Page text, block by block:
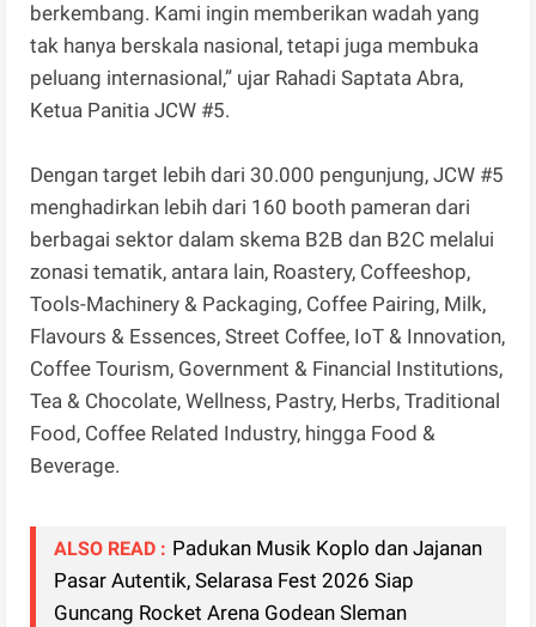
berkembang. Kami ingin memberikan wadah yang
tak hanya berskala nasional, tetapi juga membuka
peluang internasional,” ujar Rahadi Saptata Abra,
Ketua Panitia JCW #5.
Dengan target lebih dari 30.000 pengunjung, JCW #5
menghadirkan lebih dari 160 booth pameran dari
berbagai sektor dalam skema B2B dan B2C melalui
zonasi tematik, antara lain, Roastery, Coffeeshop,
Tools-Machinery & Packaging, Coffee Pairing, Milk,
Flavours & Essences, Street Coffee, IoT & Innovation,
Coffee Tourism, Government & Financial Institutions,
Tea & Chocolate, Wellness, Pastry, Herbs, Traditional
Food, Coffee Related Industry, hingga Food &
Beverage.
ALSO READ : Padukan Musik Koplo dan Jajanan
Pasar Autentik, Selarasa Fest 2026 Siap
Guncang Rocket Arena Godean Sleman